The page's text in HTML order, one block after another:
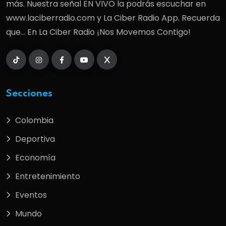
más. Nuestra señal EN VIVO la podrás escuchar en
www.laciberradio.com y La Ciber Radio App. Recuerda
que... En La Ciber Radio ¡Nos Movemos Contigo!
Secciones
Colombia
Deportiva
Economía
Entretenimiento
Eventos
Mundo